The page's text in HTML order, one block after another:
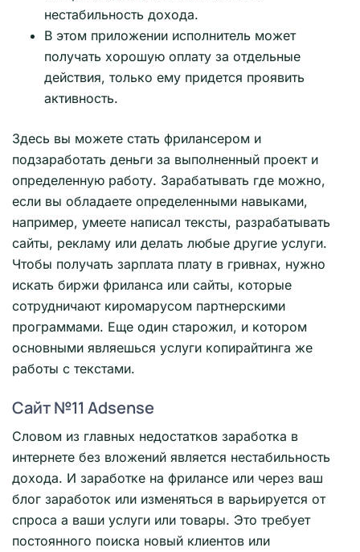
нестабильность дохода.
В этом приложении исполнитель может
получать хорошую оплату за отдельные
действия, только ему придется проявить
активность.
Здесь вы можете стать фрилансером и
подзаработать деньги за выполненный проект и
определенную работу. Зарабатывать где можно,
если вы обладаете определенными навыками,
например, умеете написал тексты, разрабатывать
сайты, рекламу или делать любые другие услуги.
Чтобы получать зарплата плату в гривнах, нужно
искать биржи фриланса или сайты, которые
сотрудничают киромарусом партнерскими
программами. Еще один старожил, и котором
основными являешься услуги копирайтинга же
работы с текстами.
Сайт №11 Adsense
Словом из главных недостатков заработка в
интернете без вложений является нестабильность
дохода. И заработке на фрилансе или через ваш
блог заработок или изменяться в варьируется от
спроса а ваши услуги или товары. Это требует
постоянного поиска новый клиентов или